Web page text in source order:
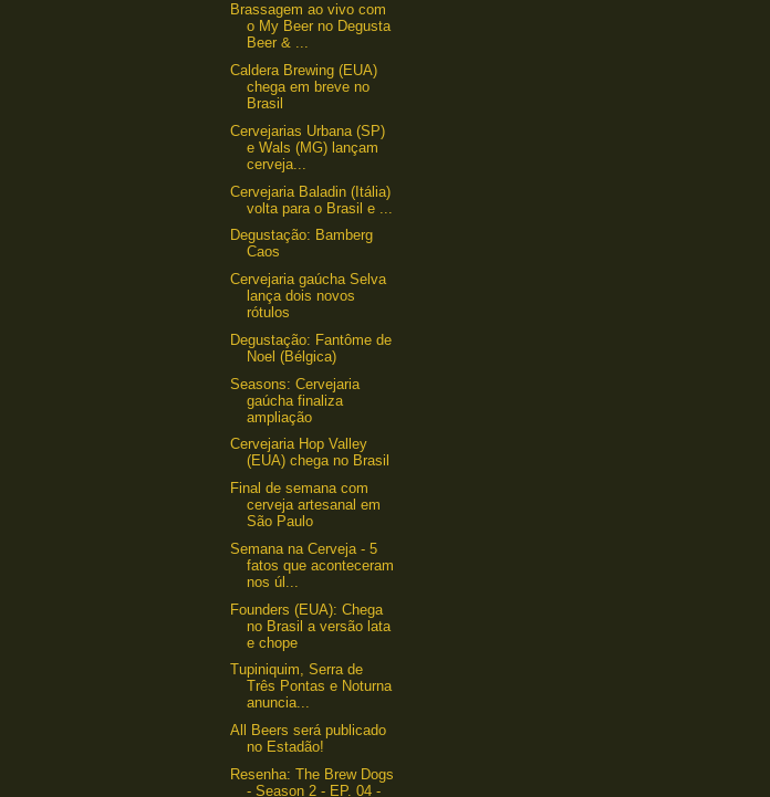
Brassagem ao vivo com
o My Beer no Degusta
Beer & ...
Caldera Brewing (EUA)
chega em breve no
Brasil
Cervejarias Urbana (SP)
e Wals (MG) lançam
cerveja...
Cervejaria Baladin (Itália)
volta para o Brasil e ...
Degustação: Bamberg
Caos
Cervejaria gaúcha Selva
lança dois novos
rótulos
Degustação: Fantôme de
Noel (Bélgica)
Seasons: Cervejaria
gaúcha finaliza
ampliação
Cervejaria Hop Valley
(EUA) chega no Brasil
Final de semana com
cerveja artesanal em
São Paulo
Semana na Cerveja - 5
fatos que aconteceram
nos úl...
Founders (EUA): Chega
no Brasil a versão lata
e chope
Tupiniquim, Serra de
Três Pontas e Noturna
anuncia...
All Beers será publicado
no Estadão!
Resenha: The Brew Dogs
- Season 2 - EP. 04 -